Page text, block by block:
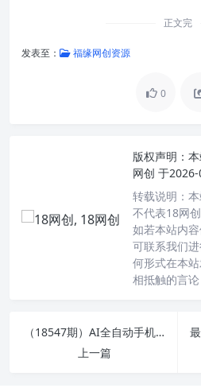
正文完
发表至： 福缘网创资源
0
版权声明：
网创 于2026-
转载说明：
不代表18网
如若本站内
可联系我们
何形式在本
相抵触的言论
（18547期）AI全自动手机打金：单机日稳赚50+，千人共创群经验助力，支持矩阵批量操作
上一篇